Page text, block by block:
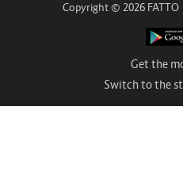
Copyright © 2026 FATTO
Get the
Switch to the